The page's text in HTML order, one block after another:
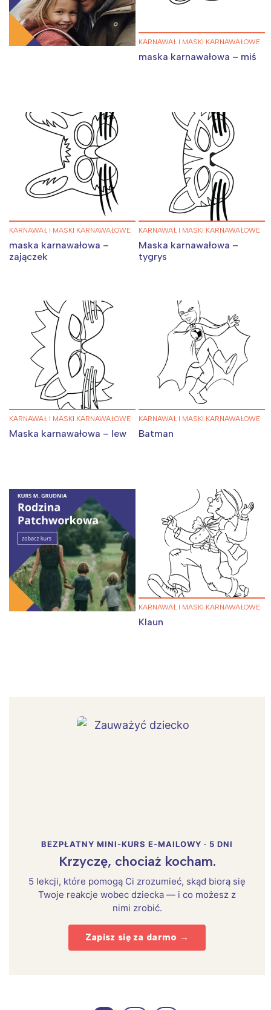
KARNAWAŁ I MASKI KARNAWAŁOWE
maska karnawałowa – miś
KARNAWAŁ I MASKI KARNAWAŁOWE
maska karnawałowa –
zajączek
KARNAWAŁ I MASKI KARNAWAŁOWE
Maska karnawałowa –
tygrys
KARNAWAŁ I MASKI KARNAWAŁOWE
Maska karnawałowa – lew
KARNAWAŁ I MASKI KARNAWAŁOWE
Batman
KARNAWAŁ I MASKI KARNAWAŁOWE
Klaun
BEZPŁATNY MINI-KURS E-MAILOWY · 5 DNI
Krzyczę, chociaż kocham.
5 lekcji, które pomogą Ci zrozumieć, skąd biorą się
Twoje reakcje wobec dziecka — i co możesz z
nimi zrobić.
Zapisz się za darmo →